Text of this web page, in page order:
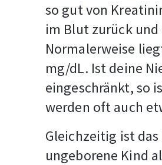
so gut von
im Blut zurück
Normalerweise
mg/dL. Ist deine
eingeschränkt, so
werden oft auch
Gleichzeitig ist
ungeborene Kind